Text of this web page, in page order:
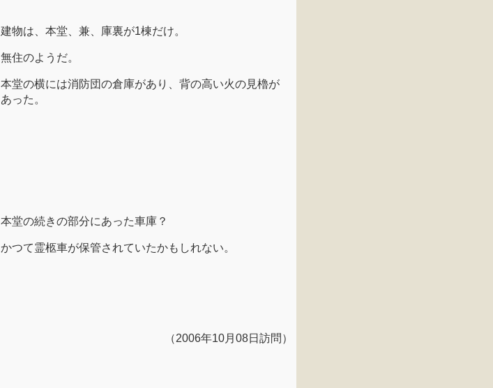
建物は、本堂、兼、庫裏が1棟だけ。
無住のようだ。
本堂の横には消防団の倉庫があり、背の高い火の見櫓が
あった。
本堂の続きの部分にあった車庫？
かつて霊柩車が保管されていたかもしれない。
（2006年10月08日訪問）